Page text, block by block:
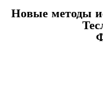
Новые методы